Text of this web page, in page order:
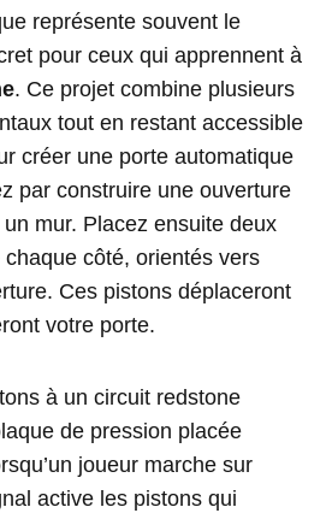
représente souvent le
pour ceux qui apprennent à
. Ce projet combine plusieurs
tout en restant accessible
créer une porte automatique
par construire une ouverture
mur. Placez ensuite deux
côté, orientés vers
Ces pistons déplaceront
votre porte.
à un circuit redstone
de pression placée
joueur marche sur
active les pistons qui